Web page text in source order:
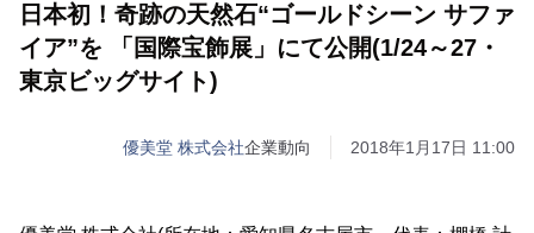
日本初！奇跡の天然石“ゴールドシーン サファ
イア”を 「国際宝飾展」にて公開(1/24～27・
東京ビッグサイト)
優美堂 株式会社企業動向 2018年1月17日 11:00